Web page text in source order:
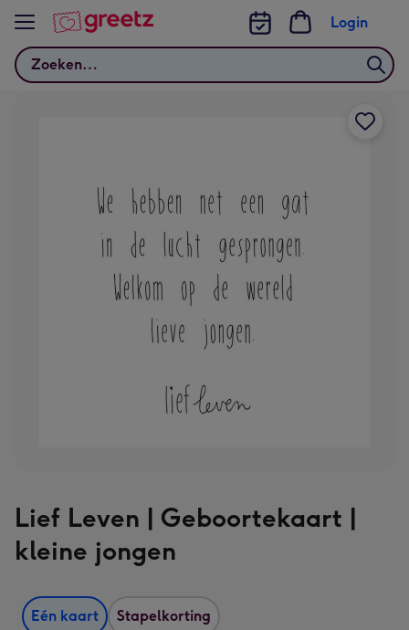
Bekijk meer
Zoeken
Login
Lief Leven | Geboortekaart |
kleine jongen
Eén kaart Stapelkorting